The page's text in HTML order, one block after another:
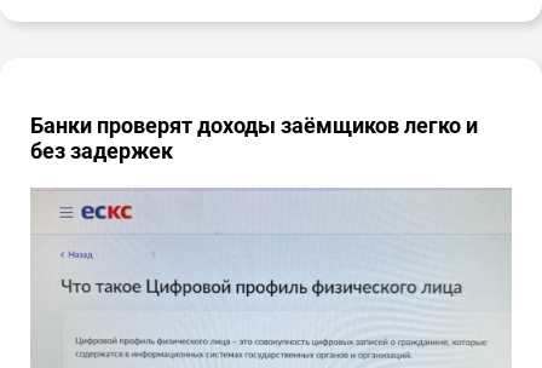
Банки проверят доходы заёмщиков легко и
без задержек